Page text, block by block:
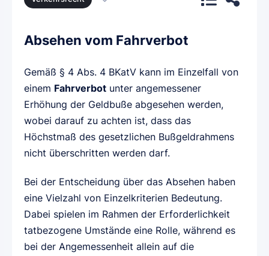
Absehen vom Fahrverbot
Gemäß § 4 Abs. 4 BKatV kann im Einzelfall von
einem Fahrverbot unter angemessener
Erhöhung der Geldbuße abgesehen werden,
wobei darauf zu achten ist, dass das
Höchstmaß des gesetzlichen Bußgeldrahmens
nicht überschritten werden darf.
Bei der Entscheidung über das Absehen haben
eine Vielzahl von Einzelkriterien Bedeutung.
Dabei spielen im Rahmen der Erforderlichkeit
tatbezogene Umstände eine Rolle, während es
bei der Angemessenheit allein auf die